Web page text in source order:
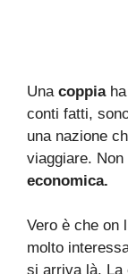
Una coppiaha
conti fatti,
una nazione
viaggiare.
economica.
Vero è che on
molto
si arriva là. La